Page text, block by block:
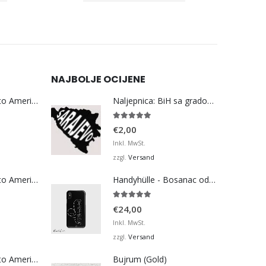
Bosna Take Me to America Navijačka Majica 3
Bosna Take Me to America Navijačka Majica 4
Bosna Take Me to America Navijačka Majica 2
NAJBOLJE OCIJENE
Naljepnica: BiH sa gradom u sredini po želji
€2,00
Inkl. MwSt.
zzgl. Versand
Handyhülle - Bosanac oder Bosanka
€24,00
Inkl. MwSt.
zzgl. Versand
Bujrum (Gold)